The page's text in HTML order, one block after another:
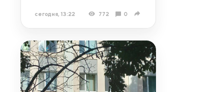
сегодня, 13:22 772 0